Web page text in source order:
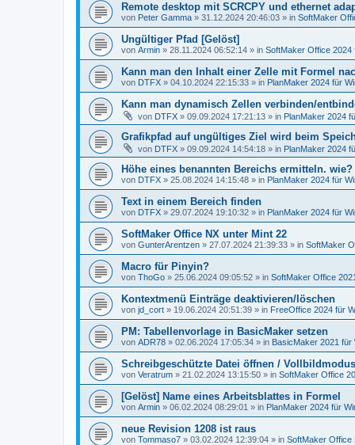
Remote desktop mit SCRCPY und ethernet
von Peter Gamma » 31.12.2024 20:46:03 » in SoftMaker
Ungültiger Pfad [Gelöst]
von Armin » 28.11.2024 06:52:14 » in SoftMaker Office 2024
Kann man den Inhalt einer Zelle mit Formel
von DTFX » 04.10.2024 22:15:33 » in PlanMaker 2024 für
Kann man dynamisch Zellen verbinden/
von DTFX » 09.09.2024 17:21:13 » in PlanMaker 2024
Grafikpfad auf ungültiges Ziel wird beim
von DTFX » 09.09.2024 14:54:18 » in PlanMaker 2024
Höhe eines benannten Bereichs ermitteln. wie?
von DTFX » 25.08.2024 14:15:48 » in PlanMaker 2024 für
Text in einem Bereich finden
von DTFX » 29.07.2024 19:10:32 » in PlanMaker 2024 für
SoftMaker Office NX unter Mint 22
von GunterArentzen » 27.07.2024 21:39:33 » in SoftMaker
Macro für Pinyin?
von ThoGo » 25.06.2024 09:05:52 » in SoftMaker Office
Kontextmenü Einträge deaktivieren/löschen
von jd_cort » 19.06.2024 20:51:39 » in FreeOffice 2024 für
PM: Tabellenvorlage in BasicMaker setzen
von ADR78 » 02.06.2024 17:05:34 » in BasicMaker 2021 für
Schreibgeschützte Datei öffnen / Vollbildmodus
von Veratrum » 21.02.2024 13:15:50 » in SoftMaker Office
[Gelöst] Name eines Arbeitsblattes in Formel
von Armin » 06.02.2024 08:29:01 » in PlanMaker 2024 für
neue Revision 1208 ist raus
von Tommaso7 » 03.02.2024 12:39:04 » in SoftMaker Office